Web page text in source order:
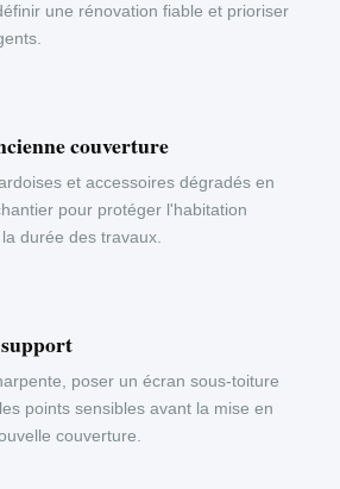
une rénovation fiable et prioriser
couverture
et accessoires dégradés en
pour protéger l'habitation
durée des travaux.
poser un écran sous-toiture
points sensibles avant la mise en
couverture.